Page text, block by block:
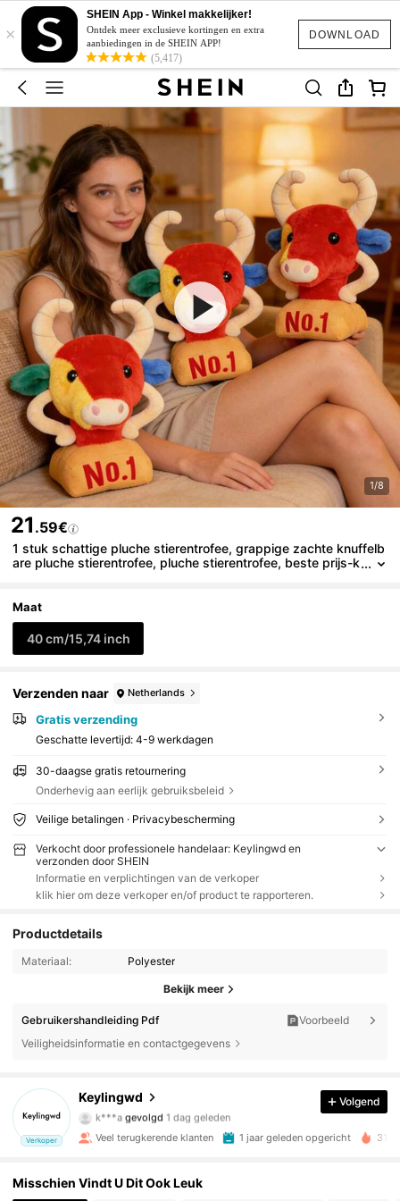
DOWNLOAD
×
SHEIN App - Winkel makkelijker!
Ontdek meer exclusieve kortingen en extra
aanbiedingen in de SHEIN APP!
(5,417)
1/8
21 .59€
1 stuk schattige pluche stierentrofee, grappige zachte knuffelb
are pluche stierentrofee, pluche stierentrofee, beste prijs-k
voor de start van het schooljaar, Moederdagcadeau
Maat
40 cm/15,74 inch
Verzenden naar Netherlands
Gratis verzending
Geschatte levertijd: 4-9 werkdagen
30-daagse gratis retournering
Onderhevig aan eerlijk gebruiksbeleid
Veilige betalingen · Privacybescherming
Verkocht door professionele handelaar: Keylingwd en
verzonden door SHEIN
Informatie en verplichtingen van de verkoper
klik hier om deze verkoper en/of product te rapporteren.
Productdetails
Materiaal: Polyester
Bekijk meer
Gebruikershandleiding Pdf
Voorbeeld
Veiligheidsinformatie en contactgegevens
Verkoper
Keylingwd
k***agevolgd
4.90
2.7K Volgers
Volgend
Veel terugkerende klanten 1 jaar geleden opgericht
Misschien Vindt U Dit Ook Leuk